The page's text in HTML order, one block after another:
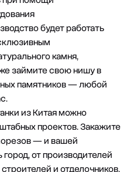
будет работать
камня,
займите свою нишу в
памятников — любой
из Китая можно
проектов. Закажите
— и вашей
от производителей
и отделочников.